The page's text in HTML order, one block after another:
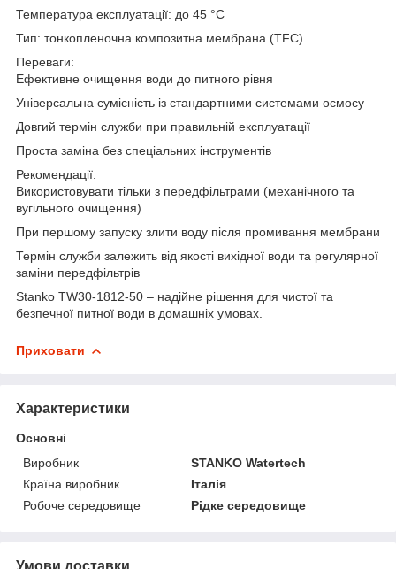
Температура експлуатації: до 45 °C
Тип: тонкопленочна композитна мембрана (TFC)
Переваги:
Ефективне очищення води до питного рівня
Універсальна сумісність із стандартними системами осмосу
Довгий термін служби при правильній експлуатації
Проста заміна без спеціальних інструментів
Рекомендації:
Використовувати тільки з передфільтрами (механічного та
вугільного очищення)
При першому запуску злити воду після промивання мембрани
Термін служби залежить від якості вихідної води та регулярної
заміни передфільтрів
Stanko TW30-1812-50 – надійне рішення для чистої та
безпечної питної води в домашніх умовах.
Приховати
Характеристики
Основні
Виробник
STANKO Watertech
Країна виробник
Італія
Робоче середовище
Рідке середовище
Умови доставки